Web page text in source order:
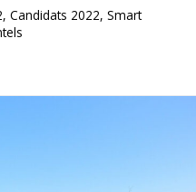
, Candidats 2022, Smart